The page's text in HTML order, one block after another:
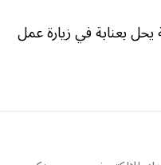
يحل بعنابة في زيارة عمل